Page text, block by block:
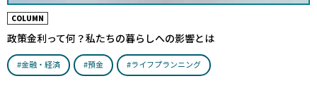
COLUMN
政策金利って何？私たちの暮らしへの影響とは
#金融・経済 #預金 #ライフプランニング